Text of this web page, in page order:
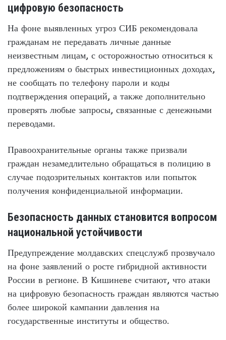
цифровую безопасность
На фоне выявленных угроз СИБ рекомендовала
гражданам не передавать личные данные
неизвестным лицам, с осторожностью относиться к
предложениям о быстрых инвестиционных доходах,
не сообщать по телефону пароли и коды
подтверждения операций, а также дополнительно
проверять любые запросы, связанные с денежными
переводами.
Правоохранительные органы также призвали
граждан незамедлительно обращаться в полицию в
случае подозрительных контактов или попыток
получения конфиденциальной информации.
Безопасность данных становится вопросом
национальной устойчивости
Предупреждение молдавских спецслужб прозвучало
на фоне заявлений о росте гибридной активности
России в регионе. В Кишиневе считают, что атаки
на цифровую безопасность граждан являются частью
более широкой кампании давления на
государственные институты и общество.